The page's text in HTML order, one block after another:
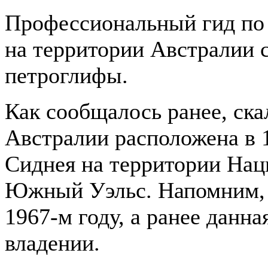
Профессиональный гид
на территории Австралии
петроглифы.
Как сообщалось ранее,
Австралии расположена в
Сиднея на территории
Южный Уэльс. Напомним,
1967-м году, а ранее
владении.